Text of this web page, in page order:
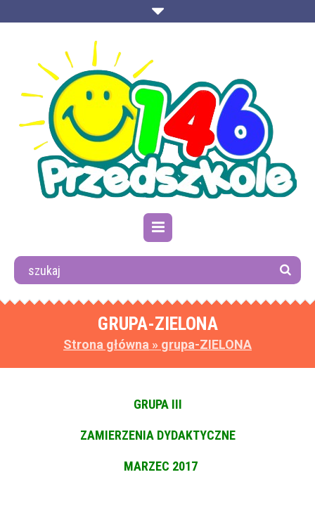
GRUPA-ZIELONA
Strona główna » grupa-ZIELONA
GRUPA III
ZAMIERZENIA DYDAKTYCZNE
MARZEC 2017